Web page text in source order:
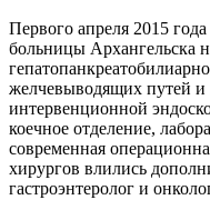
Первого апреля 2015
больницы Архангельска
желчевыводящих путей
интервенционной
коечное отделение,
современная
хирургов влились
гастроэнтеролог и